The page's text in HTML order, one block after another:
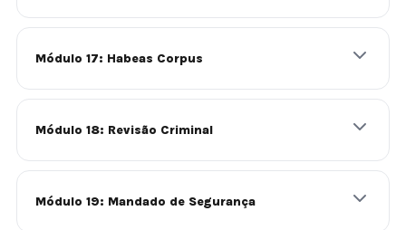
Módulo 17: Habeas Corpus
Módulo 18: Revisão Criminal
Módulo 19: Mandado de Segurança